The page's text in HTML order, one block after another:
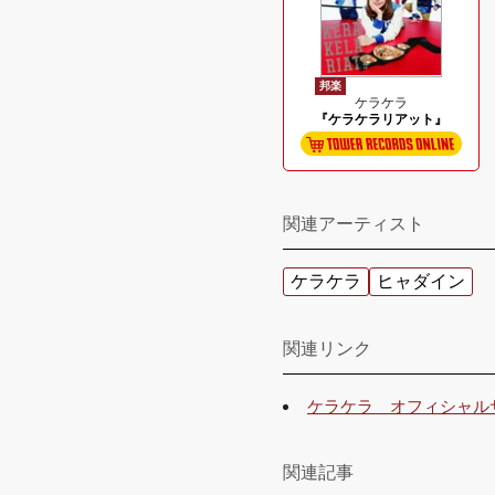
邦楽
ケラケラ
『ケラケラリアット』
関連アーティスト
ケラケラ ヒャダイン
関連リンク
ケラケラ オフィシャル
関連記事